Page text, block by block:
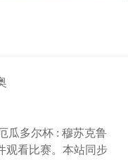
瓜多尔杯 : 穆苏克鲁
观看比赛。本站同步